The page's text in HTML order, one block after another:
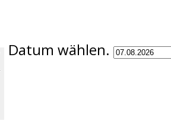
Datum wählen.